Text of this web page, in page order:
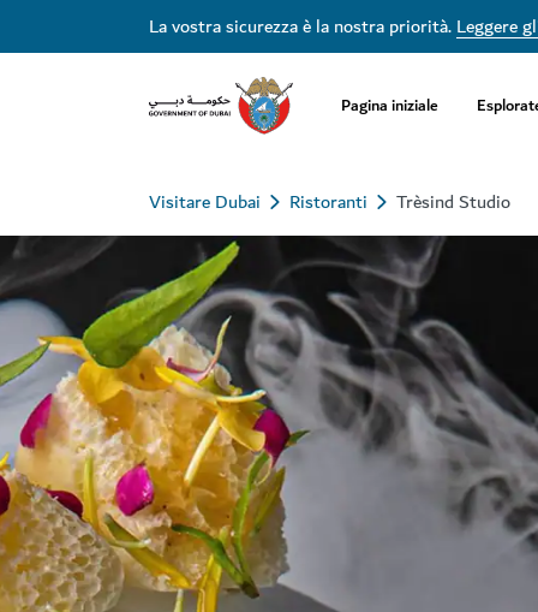
La vostra sicurezza è la nostra priorità.Leggere
Pagina iniziale
Visitare Dubai Ristoranti Trèsind Studio